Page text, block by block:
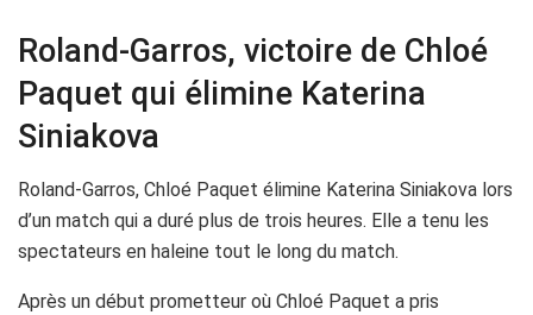
Roland-Garros, victoire de Chloé
Paquet qui élimine Katerina
Siniakova
Roland-Garros, Chloé Paquet élimine Katerina Siniakova lors
d’un match qui a duré plus de trois heures. Elle a tenu les
spectateurs en haleine tout le long du match.
Après un début prometteur où Chloé Paquet a pris